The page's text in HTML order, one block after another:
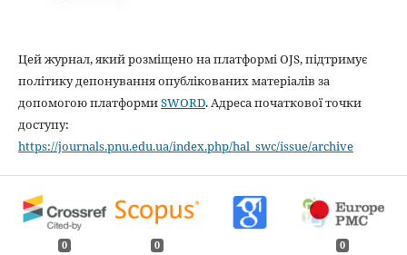
Цей журнал, який розміщено на платформі OJS, підтримує
політику депонування опублікованих матеріалів за
допомогою платформиSWORD. Адреса початкової точки
доступу:
https://journals.pnu.edu.ua/index.php/hal_swc/issue/archive
0 0 0